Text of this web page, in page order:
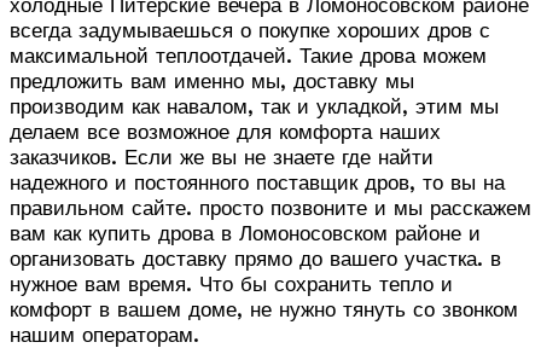
всегда задумываешься о покупке хороших дров с
максимальной теплоотдачей. Такие дрова можем
предложить вам именно мы, доставку мы
производим как навалом, так и укладкой, этим мы
делаем все возможное для комфорта наших
заказчиков. Если же вы не знаете где найти
надежного и постоянного поставщик дров, то вы на
правильном сайте. просто позвоните и мы расскажем
вам как купить дрова в Ломоносовском районе и
организовать доставку прямо до вашего участка. в
нужное вам время. Что бы сохранить тепло и
комфорт в вашем доме, не нужно тянуть со звонком
нашим операторам.